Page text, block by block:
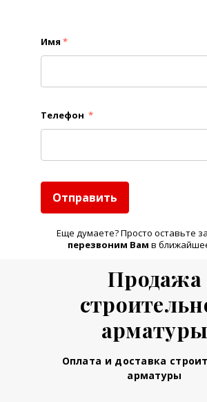
Имя *
Телефон *
Отправить
Еще думаете? Просто оставьте
перезвоним Вам в
Продажа
арматуры
Оплата и доставка
арматуры